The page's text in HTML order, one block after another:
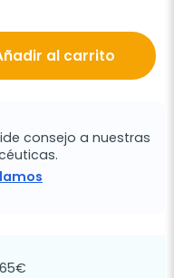
al carrito
consejo a nuestras